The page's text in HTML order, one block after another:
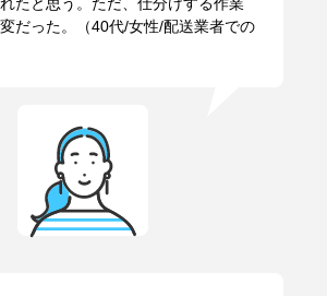
だった。（40代/女性/配送業者での